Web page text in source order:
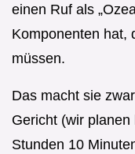
einen Ruf als
Komponenten hat,
müssen.
Das macht sie
Gericht (wir
Stunden 10